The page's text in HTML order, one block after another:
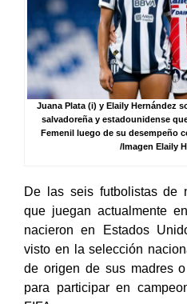
Juana Plata (i) y Elaily Hernández
salvadoreña y estadounidense
De las seis futbolistas de
que juegan actualmente
nacieron en Estados
visto en la selección
de origen de sus madres